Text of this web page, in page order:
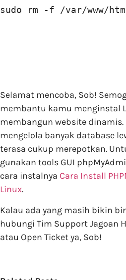
sudo rm -f /var/www/
Selamat mencoba, Sob!
membantu kamu menginstal
membangun website
mengelola banyak database
terasa cukup merepotkan.
gunakan tools GUI
cara instalnya Cara Install
Linux.
Kalau ada yang masih bikin
hubungi Tim Support Jagoan
atau Open Ticket ya, Sob!